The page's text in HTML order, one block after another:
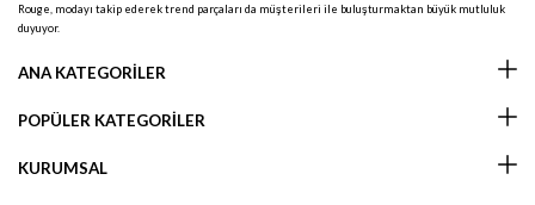
Rouge, modayı takip ederek trend parçaları da müşterileri ile buluşturmaktan büyük mutluluk
duyuyor.
ANA KATEGORİLER
POPÜLER KATEGORİLER
KURUMSAL